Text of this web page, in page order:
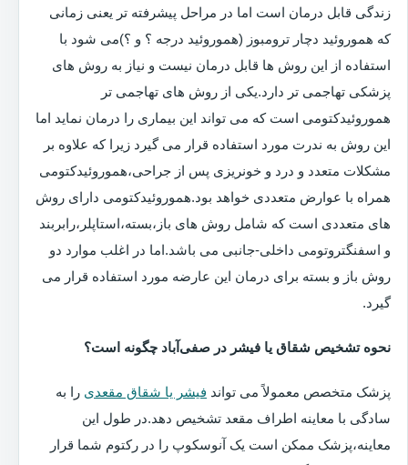
زندگی قابل درمان است اما در مراحل پیشرفته تر یعنی زمانی
که هموروئید دچار ترومبوز (هموروئید درجه ؟ و ؟)می شود با
استفاده از این روش ها قابل درمان نیست و نیاز به روش های
پزشکی تهاجمی تر دارد.یکی از روش های تهاجمی تر
هموروئیدکتومی است که می تواند این بیماری را درمان نماید اما
این روش به ندرت مورد استفاده قرار می گیرد زیرا که علاوه بر
مشکلات متعدد و درد و خونریزی پس از جراحی،هموروئیدکتومی
همراه با عوارض متعددی خواهد بود.هموروئیدکتومی دارای روش
های متعددی است که شامل روش های باز،بسته،استاپلر،رابربند
و اسفنگتروتومی داخلی-جانبی می باشد.اما در اغلب موارد دو
روش باز و بسته برای درمان این عارضه مورد استفاده قرار می
گیرد.
نحوه تشخیص شقاق یا فیشر در صفی‌آباد چگونه است؟
پزشک متخصص معمولاً می تواند فیشر یا شقاق مقعدی را به
سادگی با معاینه اطراف مقعد تشخیص دهد.در طول این
معاینه،پزشک ممکن است یک آنوسکوپ را در رکتوم شما قرار